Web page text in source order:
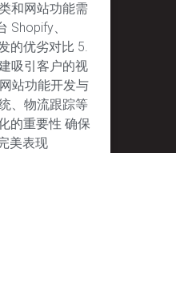
和网站功能需
Shopify、
的优劣对比 5.
吸引客户的视
站功能开发与
、物流跟踪等
的重要性 确保
美表现